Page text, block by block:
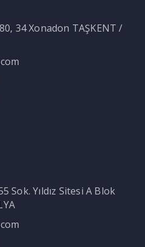
34 Xonadon TAŞKENT /
Sok. Yıldız Sitesi A Blok